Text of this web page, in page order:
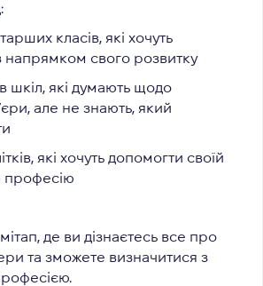
класів, які хочуть
напрямком свого розвитку
шкіл, які думають щодо
але не знають, який
які хочуть допомогти своїй
професію
де ви дізнаєтесь все про
та зможете визначитися з